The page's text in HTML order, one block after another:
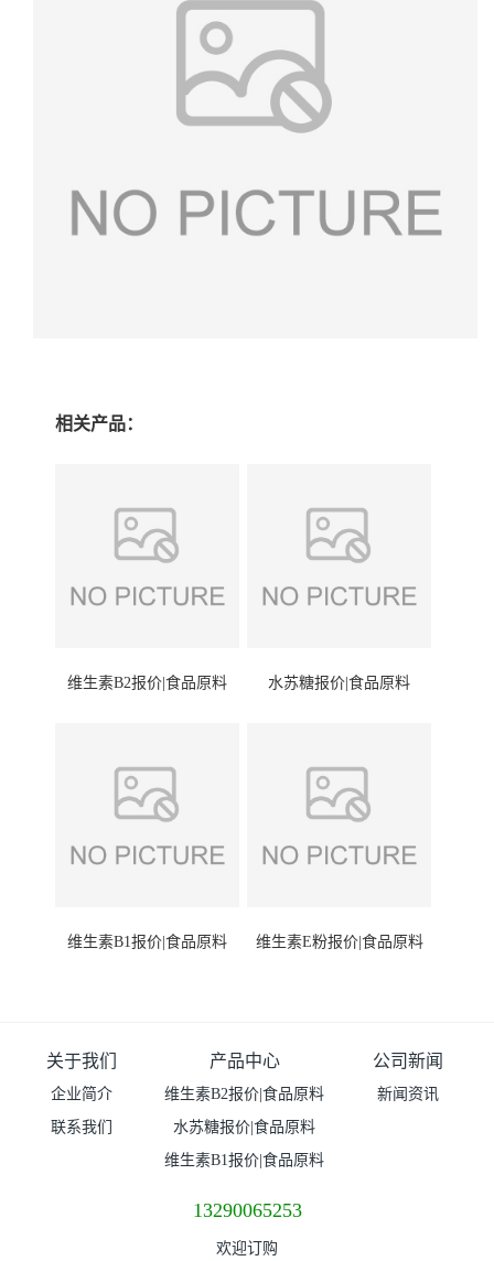
相关产品：
维生素B2报价|食品原料 水苏糖报价|食品原料
维生素B1报价|食品原料 维生素E粉报价|食品原料
关于我们
企业简介
联系我们
产品中心
维生素B2报价|食品原料
水苏糖报价|食品原料
维生素B1报价|食品原料
公司新闻
新闻资讯
13290065253
欢迎订购